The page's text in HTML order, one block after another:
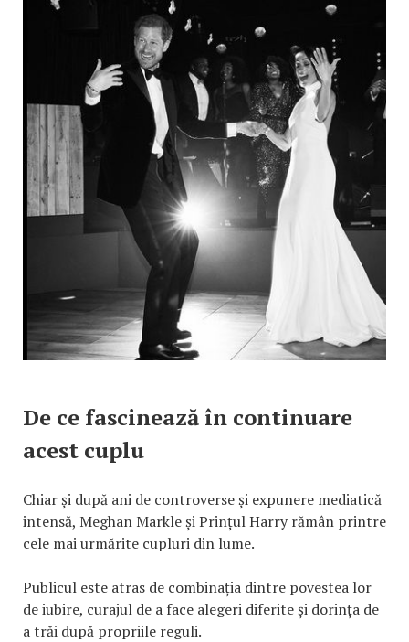
De ce fascinează în continuare
acest cuplu
Chiar și după ani de controverse și expunere mediatică
intensă, Meghan Markle și Prințul Harry rămân printre
cele mai urmărite cupluri din lume.
Publicul este atras de combinația dintre povestea lor
de iubire, curajul de a face alegeri diferite și dorința de
a trăi după propriile reguli.